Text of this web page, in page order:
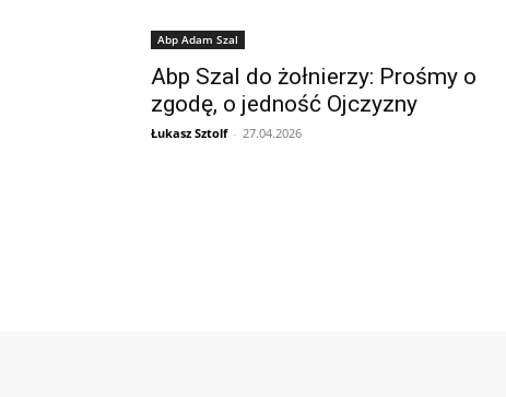
Abp Adam Szal
Abp Szal do żołnierzy: Prośmy o
zgodę, o jedność Ojczyzny
Łukasz Sztolf - 27.04.2026